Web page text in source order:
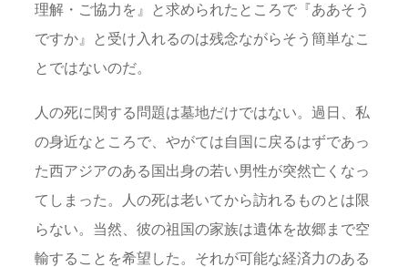
理解・ご協力を』と求められたところで『ああそう
ですか』と受け入れるのは残念ながらそう簡単なこ
とではないのだ。
人の死に関する問題は墓地だけではない。過日、私
の身近なところで、やがては自国に戻るはずであっ
た西アジアのある国出身の若い男性が突然亡くなっ
てしまった。人の死は老いてから訪れるものとは限
らない。当然、彼の祖国の家族は遺体を故郷まで空
輸することを希望した。それが可能な経済力のある